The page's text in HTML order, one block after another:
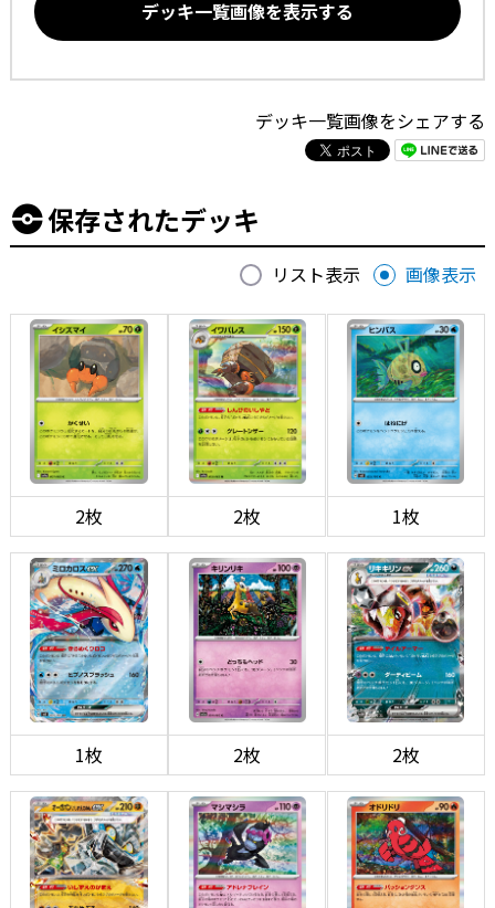
デッキ一覧画像を表示する
デッキ一覧画像をシェアする
保存されたデッキ
リスト表示 画像表示
2枚 2枚 1枚
1枚 2枚 2枚